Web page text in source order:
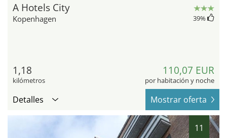
A Hotels City
Kopenhagen 39%
1,18
kilómetros
110,07 EUR
por habitación y noche
Detalles Mostrar oferta
11